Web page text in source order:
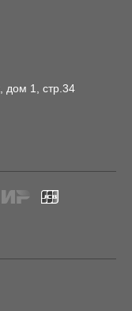
дом 1, стр.34